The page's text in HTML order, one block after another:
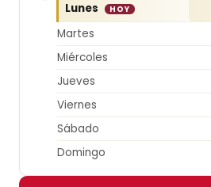
Lunes HOY
Martes
Miércoles
Jueves
Viernes
Sábado
Domingo